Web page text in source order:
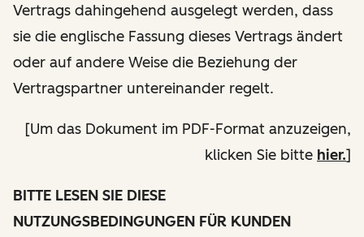
Vertrags dahingehend ausgelegt werden, dass
sie die englische Fassung dieses Vertrags ändert
oder auf andere Weise die Beziehung der
Vertragspartner untereinander regelt.
[Um das Dokument im PDF-Format anzuzeigen,
klicken Sie bitte hier.]
BITTE LESEN SIE DIESE
NUTZUNGSBEDINGUNGEN FÜR KUNDEN